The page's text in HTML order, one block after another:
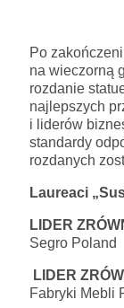
Po
na wieczorną
rozdanie
najlepszych
i liderów
standardy
rozdanych
Laureaci
LIDER
Segro Poland
LIDER
Fabryki Mebli